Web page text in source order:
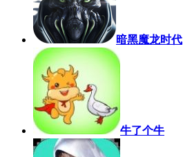
暗黑魔龙时代
牛了个牛